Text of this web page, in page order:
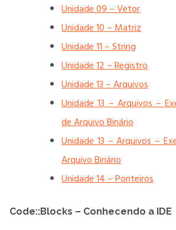
Unidade 09 – Vetor
Unidade 10 – Matriz
Unidade 11 – String
Unidade 12 – Registro
Unidade 13 – Arquivos
Unidade 13 – Arquivos –
de Arquivo Binário
Unidade 13 – Arquivos –
Arquivo Binário
Unidade 14 – Ponteiros
Code::Blocks – Conhecendo a IDE